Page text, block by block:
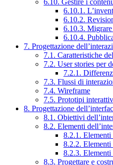
6.10. Gestire i
6.10.1.
6.10.2.
6.10.3.
6.10.4.
7. Progettazione
7.1. Caratteristiche
7.2. User stories per
7.2.1.
7.3. Flussi di
7.4. Wireframe
7.5. Prototipi
8. Progettazione
8.1. Obiettivi
8.2. Elementi
8.2.1.
8.2.2.
8.2.3.
8.3. Progettare e